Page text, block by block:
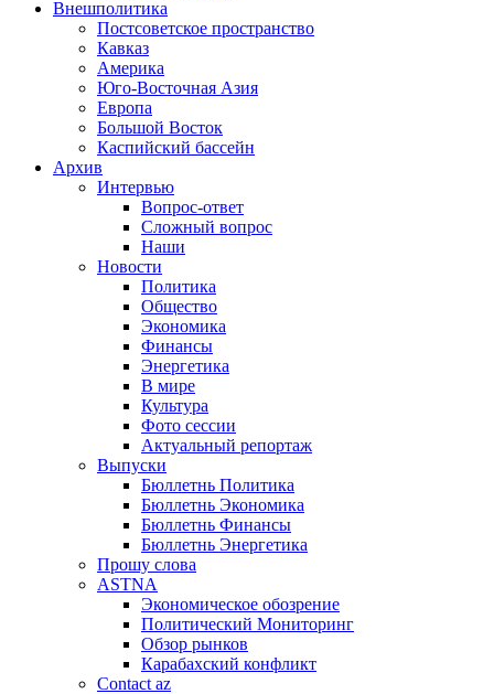
Внешполитика
Постсоветское пространство
Кавказ
Америка
Юго-Восточная Азия
Европа
Большой Восток
Каспийский бассейн
Архив
Интервью
Вопрос-ответ
Сложный вопрос
Наши
Новости
Политика
Общество
Экономика
Финансы
Энергетика
В мире
Культура
Фото сессии
Актуальный репортаж
Выпуски
Бюллетнь Политика
Бюллетнь Экономика
Бюллетнь Финансы
Бюллетнь Энергетика
Прошу слова
ASTNA
Экономическое обозрение
Политический Мониторинг
Обзор рынков
Карабахский конфликт
Contact az